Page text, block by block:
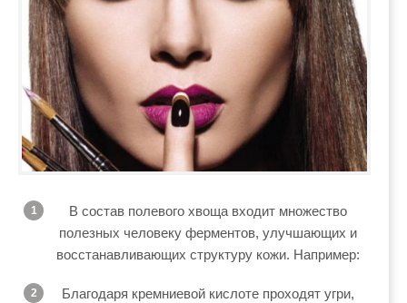
В состав полевого хвоща входит множество
полезных человеку ферментов, улучшающих и
восстанавливающих структуру кожи. Например:
Благодаря кремниевой кислоте проходят угри,